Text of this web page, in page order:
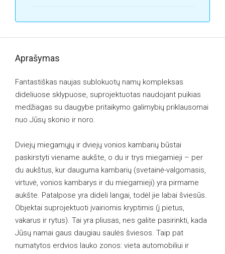
Aprašymas
Fantastiškas naujas sublokuotų namų kompleksas
dideliuose sklypuose, suprojektuotas naudojant puikias
medžiagas su daugybe pritaikymo galimybių priklausomai
nuo Jūsų skonio ir noro.
Dviejų miegamųjų ir dviejų vonios kambarių būstai
paskirstyti viename aukšte, o du ir trys miegamieji – per
du aukštus, kur dauguma kambarių (svetainė-valgomasis,
virtuvė, vonios kambarys ir du miegamieji) yra pirmame
aukšte. Patalpose yra dideli langai, todėl jie labai šviesūs.
Objektai suprojektuoti įvairiomis kryptimis (į pietus,
vakarus ir rytus). Tai yra pliusas, nes galite pasirinkti, kada
Jūsų namai gaus daugiau saulės šviesos. Taip pat
numatytos erdvios lauko zonos: vieta automobiliui ir